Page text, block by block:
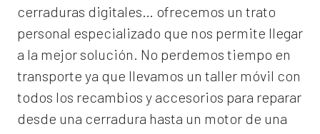
cerraduras digitales… ofrecemos un trato
personal especializado que nos permite llegar
a la mejor solución. No perdemos tiempo en
transporte ya que llevamos un taller móvil con
todos los recambios y accesorios para reparar
desde una cerradura hasta un motor de una